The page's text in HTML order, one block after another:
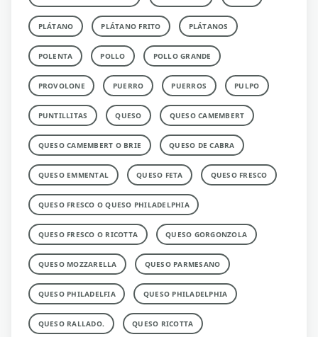
PLÁTANO PLÁTANO FRITO PLÁTANOS
POLENTA POLLO POLLO GRANDE
PROVOLONE PUERRO PUERROS PULPO
PUNTILLITAS QUESO QUESO CAMEMBERT
QUESO CAMEMBERT O BRIE QUESO DE CABRA
QUESO EMMENTAL QUESO FETA QUESO FRESCO
QUESO FRESCO O QUESO PHILADELPHIA
QUESO FRESCO O RICOTTA QUESO GORGONZOLA
QUESO MOZZARELLA QUESO PARMESANO
QUESO PHILADELFIA QUESO PHILADELPHIA
QUESO RALLADO. QUESO RICOTTA